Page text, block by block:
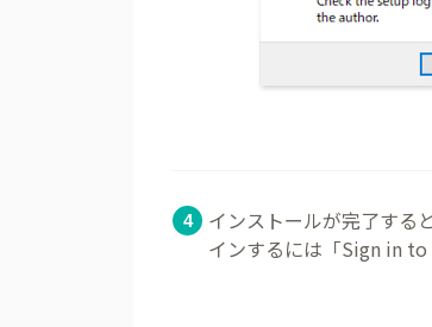
インストールが完了す
インするには「Sign in to